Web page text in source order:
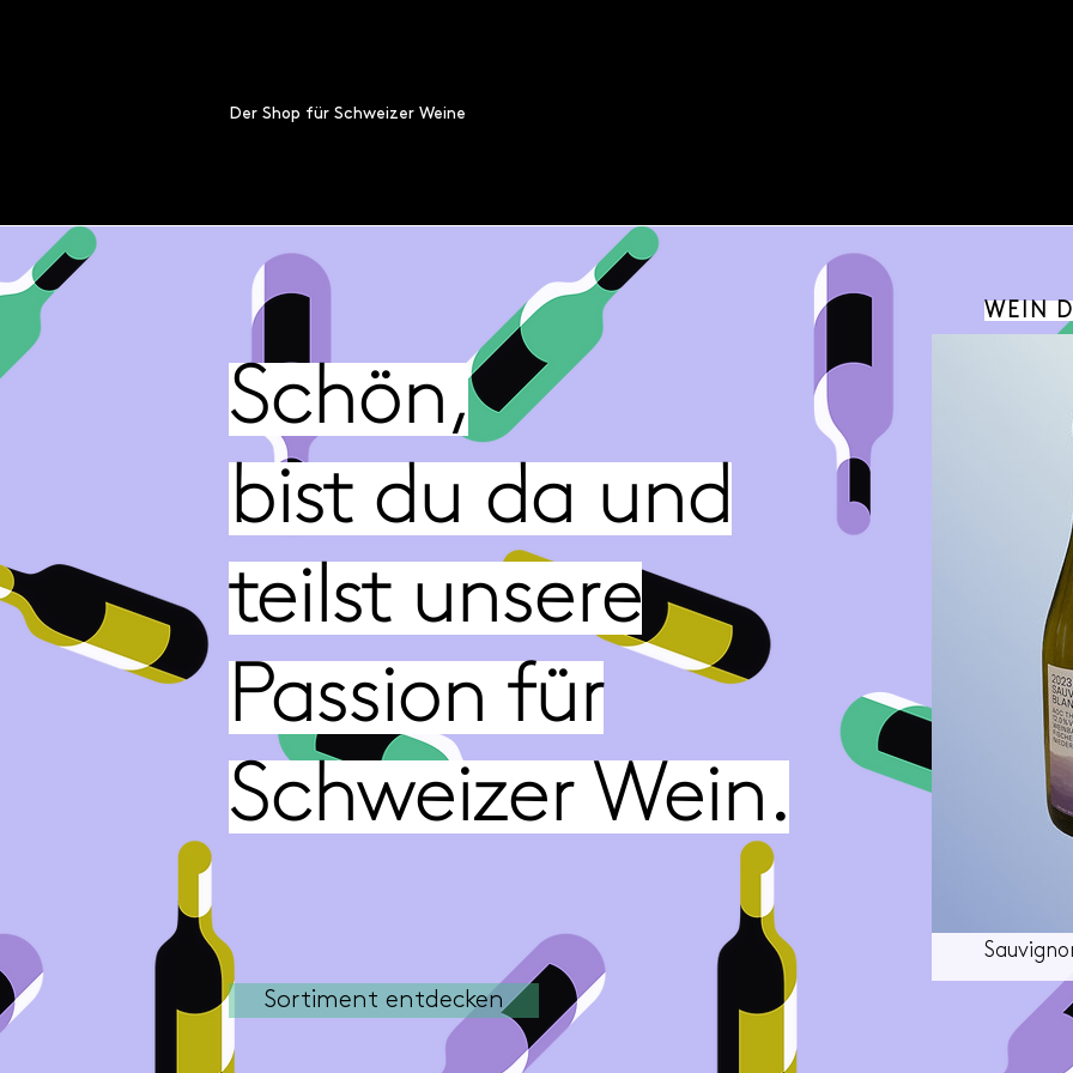
Der Shop für Schweizer Weine
WEIN
Schön,
bist du da und
teilst unsere
Passion für
Schweizer Wein.
CHF
Sortiment entdecken